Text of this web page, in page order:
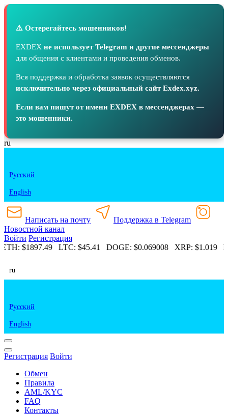
⚠️ Остерегайтесь мошенников!
EXDEX не использует Telegram и другие мессенджеры
для общения с клиентами и проведения обменов.
Вся поддержка и обработка заявок осуществляются
исключительно через официальный сайт Exdex.xyz.
Если вам пишут от имени EXDEX в мессенджерах —
это мошенники.
ru
Русский
English
Написать на почту
Поддержка в Telegram
Новостной канал
Войти Регистрация
$1897.49 LTC:$45.41 DOGE:$0.069008 XRP:$1.019
ru
Русский
English
Регистрация Войти
Обмен
Правила
AML/KYC
FAQ
Контакты